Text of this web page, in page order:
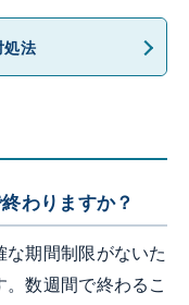
処法
わりますか？
期間制限がないた
数週間で終わるこ